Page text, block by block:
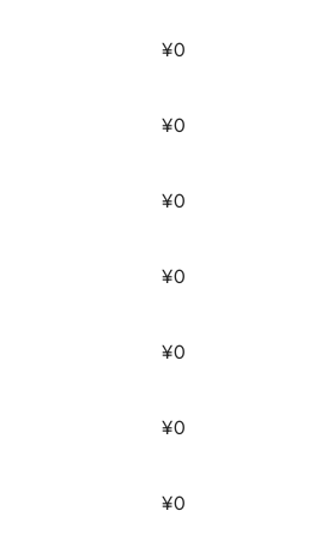
¥0
¥0
¥0
¥0
¥0
¥0
¥0